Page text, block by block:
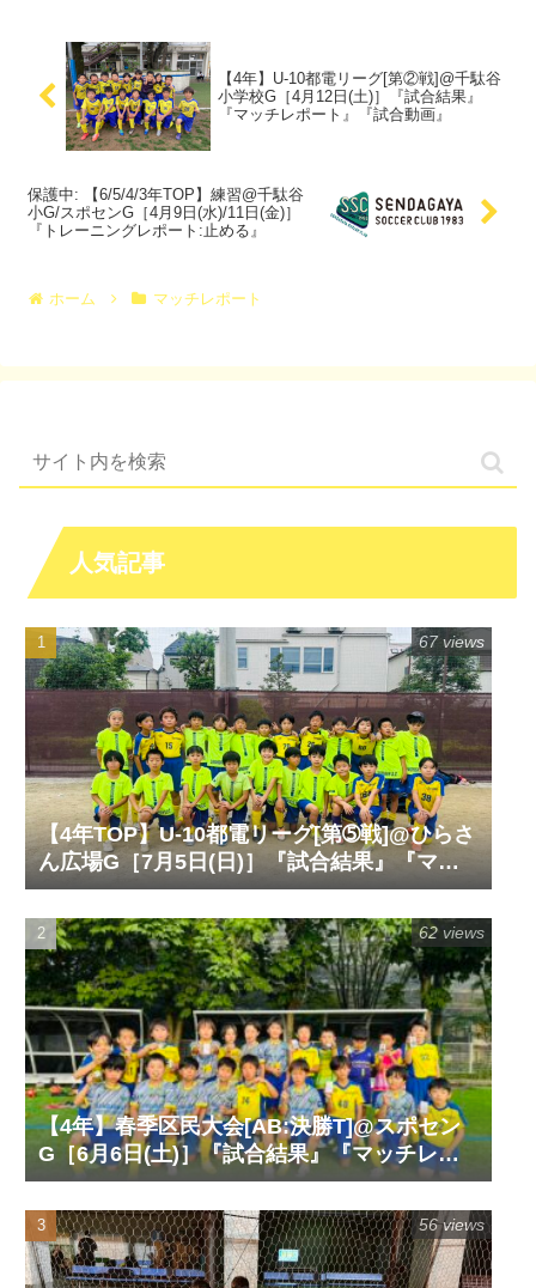
【4年】U-10都電リーグ[第②戦]@千駄谷
小学校G［4月12日(土)］『試合結果』
『マッチレポート』『試合動画』
保護中: 【6/5/4/3年TOP】練習@千駄谷
小G/スポセンG［4月9日(水)/11日(金)］
『トレーニングレポート:止める』
ホーム マッチレポート
人気記事
【4年TOP】U-10都電リーグ[第➄戦]@ひらさ
ん広場G［7月5日(日)］『試合結果』『マッ
チレポート』『試合動画』
67 views
【4年】春季区民大会[AB:決勝T]@スポセン
G［6月6日(土)］『試合結果』『マッチレポ
ート』『試合動画』
62 views
56 views